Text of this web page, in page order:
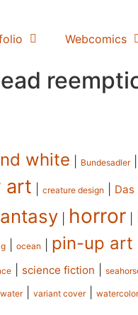
Webcomics
white Bundesadler|
art creature design Das
horror
ocean pin-up art
science fiction
| variant cover| watercolor